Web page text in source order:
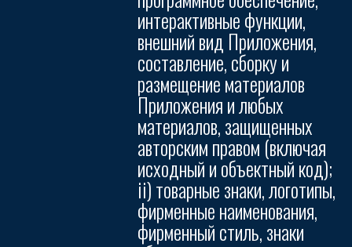
интерактивные функции,
внешний вид Приложения,
составление, сборку и
размещение материалов
Приложения и любых
материалов, защищенных
авторским правом (включая
исходный и объектный код);
ii) товарные знаки, логотипы,
фирменные наименования,
фирменный стиль, знаки